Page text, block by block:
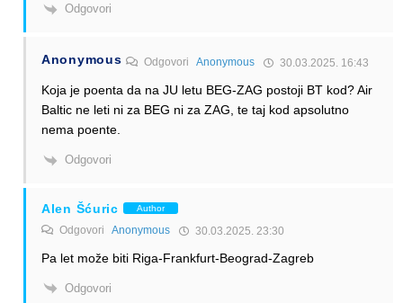
Odgovori
Anonymous OdgovoriAnonymous 30.03.2025. 16:43
Koja je poenta da na JU letu BEG-ZAG postoji BT kod? Air
Baltic ne leti ni za BEG ni za ZAG, te taj kod apsolutno
nema poente.
Odgovori
Alen Šćuric Author
Odgovori Anonymous 30.03.2025. 23:30
Pa let može biti Riga-Frankfurt-Beograd-Zagreb
Odgovori